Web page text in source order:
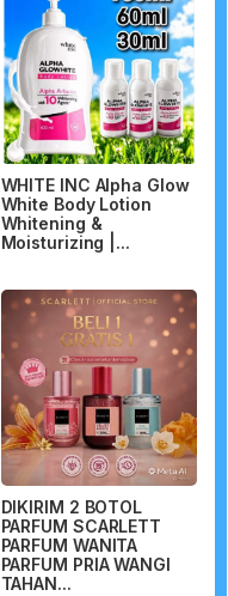
WHITE INC Alpha Glow
White Body Lotion
Whitening &
Moisturizing |...
DIKIRIM 2 BOTOL
PARFUM SCARLETT
PARFUM WANITA
PARFUM PRIA WANGI
TAHAN...